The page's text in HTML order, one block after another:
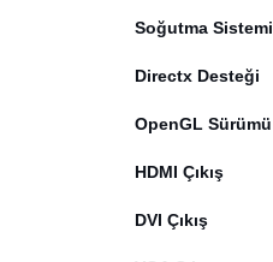
Soğutma Sistemi
Directx Desteği
OpenGL Sürümü
HDMI Çıkış
DVI Çıkış